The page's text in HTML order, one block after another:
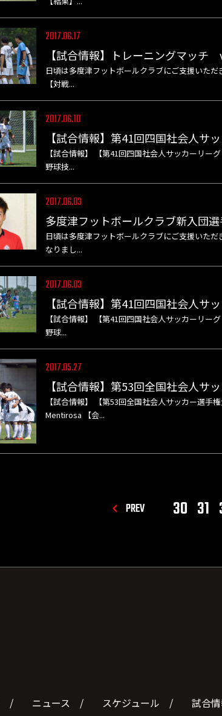
2017.06.17
【試合情報】トレーニングマッチ
日頃は多度津フットボールクラブにご支援いた
【対戦...
2017.06.10
【試合情報】第41回四国社会人サ
【試合情報】 【第41回四国社会人サッカーリー
野球技...
2017.06.03
多度津フットボールクラブ新入団選
日頃は多度津フットボールクラブにご支援いた
なりまし...
2017.06.03
【試合情報】第41回四国社会人サ
【試合情報】 【第41回四国社会人サッカーリー
野球...
2017.05.27
【試合情報】第53回全国社会人
【試合情報】 【第53回全国社会人サッカー選手
Mentirosa 【会...
PREV 30 31
ニュース スケジュール 試合